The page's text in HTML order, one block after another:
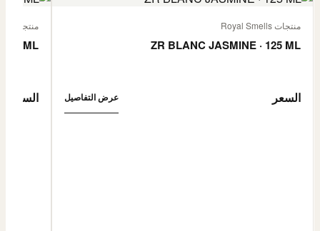
منتجات Royal Smells
ZR BLANC JASMINE · 125 ML
السعر عرض التفاصيل
منتجات Royal Smells
ML
السعر